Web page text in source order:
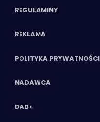
REGULAMINY
REKLAMA
POLITYKA PRYWATNOŚCI
NADAWCA
DAB+